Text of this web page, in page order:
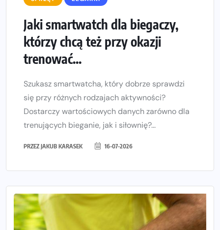
Jaki smartwatch dla biegaczy,
którzy chcą też przy okazji
trenować...
Szukasz smartwatcha, który dobrze sprawdzi
się przy różnych rodzajach aktywności?
Dostarczy wartościowych danych zarówno dla
trenujących bieganie, jak i siłownię?...
PRZEZ JAKUB KARASEK 16-07-2026